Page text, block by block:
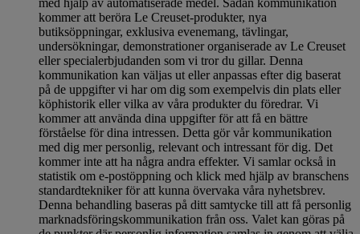
kommer att beröra Le Creuset-produkter, nya
butiksöppningar, exklusiva evenemang, tävlingar,
undersökningar, demonstrationer organiserade av Le Creuset
eller specialerbjudanden som vi tror du gillar. Denna
kommunikation kan väljas ut eller anpassas efter dig baserat
på de uppgifter vi har om dig som exempelvis din plats eller
köphistorik eller vilka av våra produkter du föredrar. Vi
kommer att använda dina uppgifter för att få en bättre
förståelse för dina intressen. Detta gör vår kommunikation
med dig mer personlig, relevant och intressant för dig. Det
kommer inte att ha några andra effekter. Vi samlar också in
statistik om e-postöppning och klick med hjälp av branschens
standardtekniker för att kunna övervaka våra nyhetsbrev.
Denna behandling baseras på ditt samtycke till att få personlig
marknadsföringskommunikation från oss. Valet kan göras på